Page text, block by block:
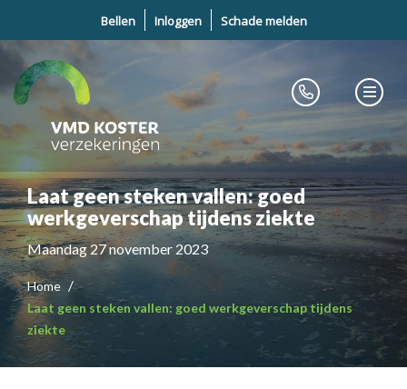
Bellen Inloggen Schade melden
Laat geen steken vallen: goed
werkgeverschap tijdens ziekte
Maandag 27 november 2023
Home
Laat geen steken vallen: goed werkgeverschap tijdens
ziekte